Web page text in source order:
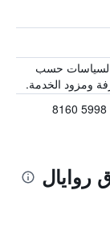
حسب
ومزود الخدمة.
روايال